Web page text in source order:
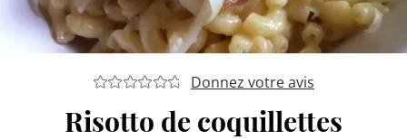
Donnez votre avis
Risotto de coquillettes